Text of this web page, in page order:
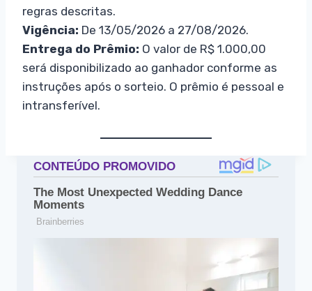
regras descritas.
Vigência: De 13/05/2026 a 27/08/2026.
Entrega do Prêmio: O valor de R$ 1.000,00
será disponibilizado ao ganhador conforme as
instruções após o sorteio. O prêmio é pessoal e
intransferível.